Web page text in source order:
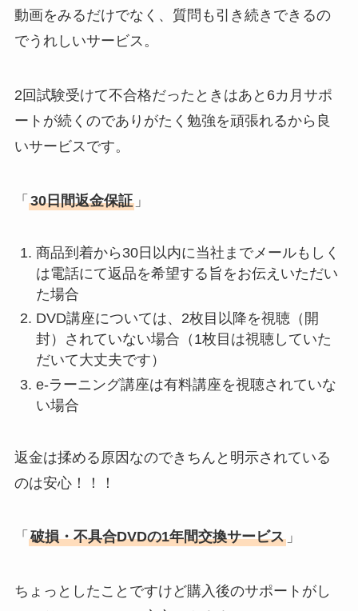
動画をみるだけでなく、質問も引き続きできるの
でうれしいサービス。
2回試験受けて不合格だったときはあと6カ月サポ
ートが続くのでありがたく勉強を頑張れるから良
いサービスです。
「 30日間返金保証」
商品到着から30日以内に当社までメールもしく
は電話にて返品を希望する旨をお伝えいただい
た場合
DVD講座については、2枚目以降を視聴（開
封）されていない場合（1枚目は視聴していた
だいて大丈夫です）
e-ラーニング講座は有料講座を視聴されていな
い場合
返金は揉める原因なのできちんと明示されている
のは安心！！！
「 破損・不具合DVDの1年間交換サービス」
ちょっとしたことですけど購入後のサポートがし